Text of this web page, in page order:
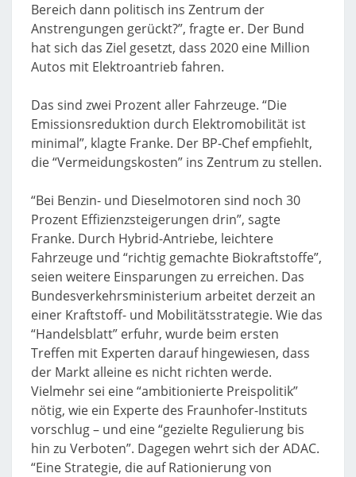
Bereich dann politisch ins Zentrum der
Anstrengungen gerückt?”, fragte er. Der Bund
hat sich das Ziel gesetzt, dass 2020 eine Million
Autos mit Elektroantrieb fahren.
Das sind zwei Prozent aller Fahrzeuge. “Die
Emissionsreduktion durch Elektromobilität ist
minimal”, klagte Franke. Der BP-Chef empfiehlt,
die “Vermeidungskosten” ins Zentrum zu stellen.
“Bei Benzin- und Dieselmotoren sind noch 30
Prozent Effizienzsteigerungen drin”, sagte
Franke. Durch Hybrid-Antriebe, leichtere
Fahrzeuge und “richtig gemachte Biokraftstoffe”,
seien weitere Einsparungen zu erreichen. Das
Bundesverkehrsministerium arbeitet derzeit an
einer Kraftstoff- und Mobilitätsstrategie. Wie das
“Handelsblatt” erfuhr, wurde beim ersten
Treffen mit Experten darauf hingewiesen, dass
der Markt alleine es nicht richten werde.
Vielmehr sei eine “ambitionierte Preispolitik”
nötig, wie ein Experte des Fraunhofer-Instituts
vorschlug – und eine “gezielte Regulierung bis
hin zu Verboten”. Dagegen wehrt sich der ADAC.
“Eine Strategie, die auf Rationierung von